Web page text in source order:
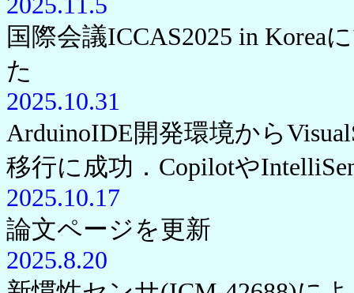
国際会議ICCAS2025 in Korea
た
2025.10.31
ArduinoIDE開発環境から
移行に成功．Copilotや
2025.10.17
論文ページを更新
2025.8.20